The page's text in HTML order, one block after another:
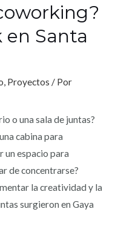
en Santa
, Proyectos / Por
o una sala de juntas?
cabina para
un espacio para
de concentrarse?
la creatividad y la
surgieron en Gaya